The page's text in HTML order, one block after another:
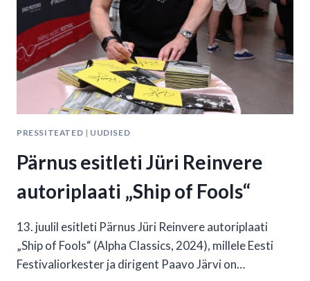
PRESSITEATED | UUDISED
Pärnus esitleti Jüri Reinvere
autoriplaati „Ship of Fools“
13. juulil esitleti Pärnus Jüri Reinvere autoriplaati
„Ship of Fools“ (Alpha Classics, 2024), millele Eesti
Festivaliorkester ja dirigent Paavo Järvi on…